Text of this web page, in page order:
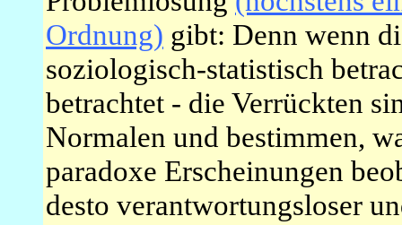
Ordnung) gibt: Denn wenn
soziologisch-statistisch
betrachtet - die Verrückten
Normalen und bestimmen,
paradoxe Erscheinungen
desto verantwortungsloser